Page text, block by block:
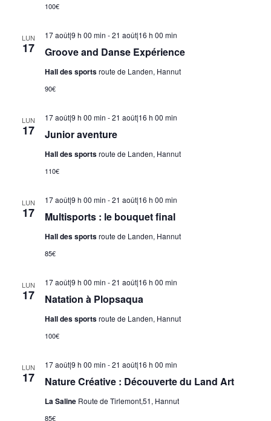
100€
LUN
17 Groove and Danse Expérience
17 août|9 h 00 min -21 août|16 h 00 min
Hall des sportsroute de Landen, Hannut
90€
LUN
17 Junior aventure
17 août|9 h 00 min -21 août|16 h 00 min
Hall des sportsroute de Landen, Hannut
110€
LUN
17 Multisports : le bouquet final
17 août|9 h 00 min -21 août|16 h 00 min
Hall des sportsroute de Landen, Hannut
85€
LUN
17 Natation à Plopsaqua
17 août|9 h 00 min -21 août|16 h 00 min
Hall des sportsroute de Landen, Hannut
100€
LUN
17 Nature Créative : Découverte du Land Art
17 août|9 h 00 min -21 août|16 h 00 min
La Saline Route de Tirlemont,51, Hannut
85€